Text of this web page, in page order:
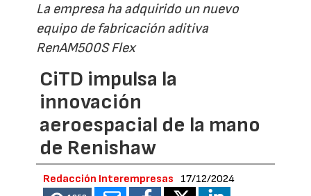
La empresa ha adquirido un nuevo
equipo de fabricación aditiva
RenAM500S Flex
CiTD impulsa la
innovación
aeroespacial de la mano
de Renishaw
Redacción Interempresas 17/12/2024